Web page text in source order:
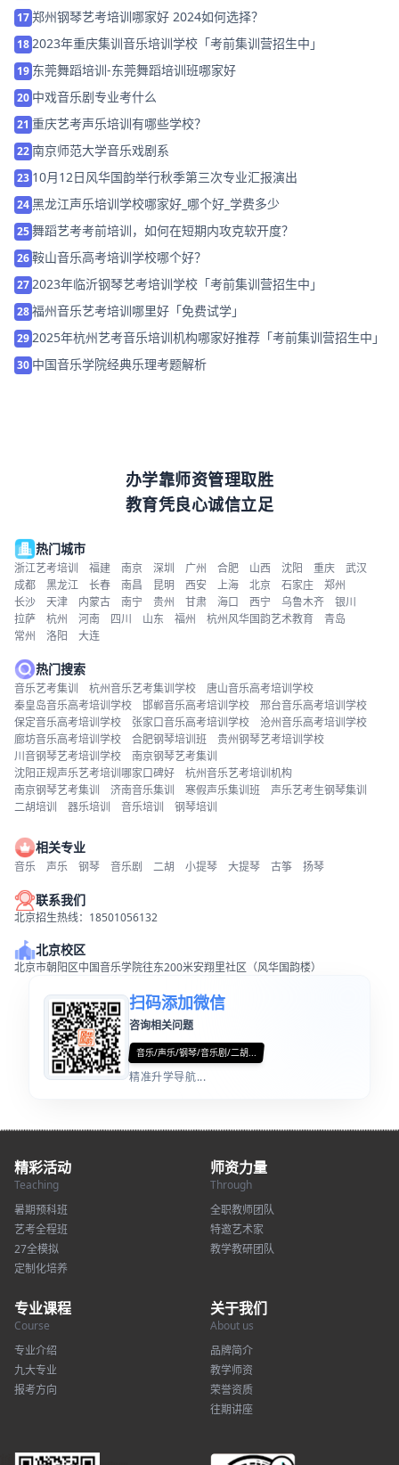
17郑州钢琴艺考培训哪家好 2024如何选择？
182023年重庆集训音乐培训学校「考前集训营招生中」
19 东莞舞蹈培训-东莞舞蹈培训班哪家好
20 中戏音乐剧专业考什么
21 重庆艺考声乐培训有哪些学校？
22南京师范大学音乐戏剧系
23 10月12日风华国韵举行秋季第三次专业汇报演出
24黑龙江声乐培训学校哪家好_哪个好_学费多少
25舞蹈艺考考前培训，如何在短期内攻克软开度？
26鞍山音乐高考培训学校哪个好？
272023年临沂钢琴艺考培训学校「考前集训营招生中」
28福州音乐艺考培训哪里好「免费试学」
292025年杭州艺考音乐培训机构哪家好推荐「考前集训营招生中」
30 中国音乐学院经典乐理考题解析
办学靠师资管理取胜
教育凭良心诚信立足
热门城市
浙江艺考培训 福建 南京 深圳 广州 合肥 山西 沈阳 重庆
武汉
成都
黑龙江 长春 南昌 昆明 西安 上海 北京 石家庄
郑州
长沙
天津 内蒙古 南宁 贵州 甘肃 海口 西宁 乌鲁木齐
银川
拉萨
杭州 河南 四川 山东 福州 杭州风华国韵艺术教育
青岛
常州
洛阳 大连
热门搜索
音乐艺考集训 杭州音乐艺考集训学校
唐山音乐高考培训学校
秦皇岛音乐高考培训学校
邯郸音乐高考培训学校
邢台音乐高考培训学校
保定音乐高考培训学校
张家口音乐高考培训学校
沧州音乐高考培训学校
廊坊音乐高考培训学校
合肥钢琴培训班
贵州钢琴艺考培训学校
川音钢琴艺考培训学校
南京钢琴艺考集训
沈阳正规声乐艺考培训哪家口碑好
杭州音乐艺考培训机构
南京钢琴艺考集训
济南音乐集训 寒假声乐集训班
声乐艺考生钢琴集训
二胡培训
器乐培训 音乐培训 钢琴培训
相关专业
音乐 声乐 钢琴 音乐剧 二胡 小提琴 大提琴 古筝 扬琴
联系我们
北京招生热线：18501056132
北京校区
北京市朝阳区中国音乐学院往东200米安翔里社区（风华国韵楼）
扫码添加微信
咨询相关问题
音乐/声乐/钢琴/音乐剧/二胡...
精准升学导航...
精彩活动
Teaching
暑期预科班
艺考全程班
27全模拟
定制化培养
师资力量
Through
全职教师团队
特邀艺术家
教学教研团队
专业课程
Course
专业介绍
九大专业
报考方向
关于我们
About us
品牌简介
教学师资
荣誉资质
往期讲座